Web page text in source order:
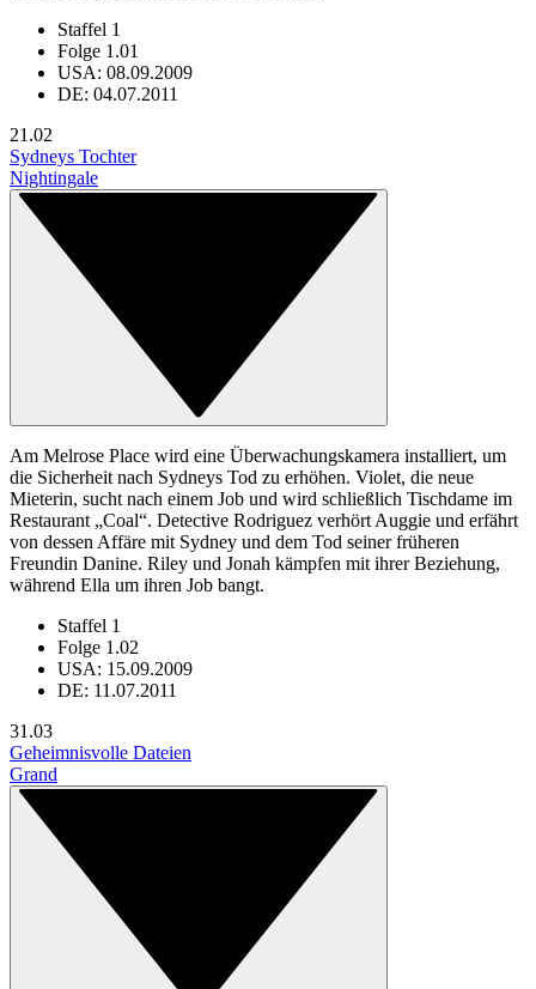
Staffel 1
Folge 1.01
USA: 08.09.2009
DE: 04.07.2011
21.02
Sydneys Tochter
Nightingale
Am Melrose Place wird eine Überwachungskamera installiert, um
die Sicherheit nach Sydneys Tod zu erhöhen. Violet, die neue
Mieterin, sucht nach einem Job und wird schließlich Tischdame im
Restaurant „Coal“. Detective Rodriguez verhört Auggie und erfährt
von dessen Affäre mit Sydney und dem Tod seiner früheren
Freundin Danine. Riley und Jonah kämpfen mit ihrer Beziehung,
während Ella um ihren Job bangt.
Staffel 1
Folge 1.02
USA: 15.09.2009
DE: 11.07.2011
31.03
Geheimnisvolle Dateien
Grand